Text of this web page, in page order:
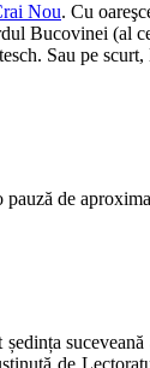
Nou. Cu
Bucovinei (al
Sau pe
pauză de
suceveană
de